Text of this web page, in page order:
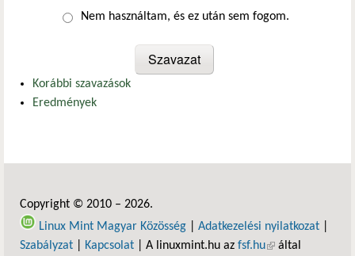
Nem használtam, és ez után sem fogom.
Korábbi szavazások
Eredmények
Copyright © 2010 – 2026.
Linux Mint Magyar Közösség
Adatkezelési nyilatkozat
Szabályzat
Kapcsolat | A linuxmint.hu az fsf.hu(külső hivatkozás)
által